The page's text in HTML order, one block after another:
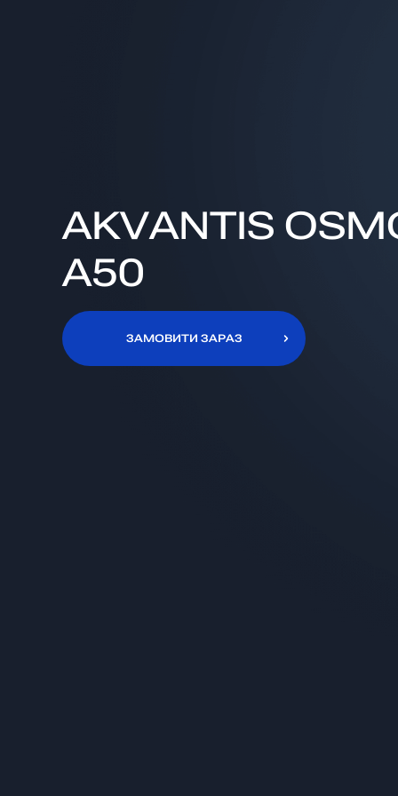
AKVANTIS
A50
ЗАМОВИТИ ЗАРАЗ